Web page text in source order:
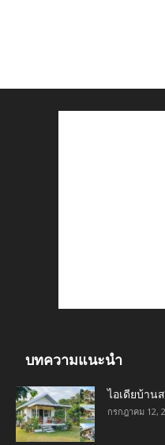
บทความแนะนำ
ไอเดียบ้าน
กรกฎาคม 12,